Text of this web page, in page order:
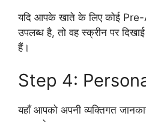
यदि आपके खाते के लिए कोई
उपलब्ध है, तो वह स्क्रीन पर
हैं।
Step 4:
यहाँ आपको अपनी व्यक्तिगत